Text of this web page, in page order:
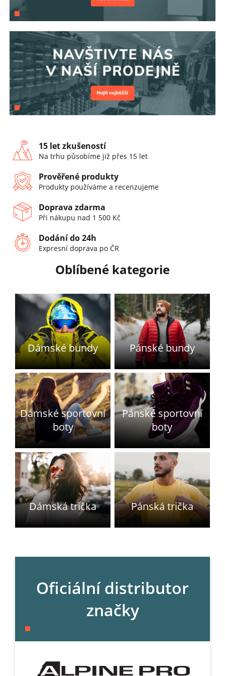
15 let zkušeností
Na trhu působíme již přes 15 let
Prověřené produkty
Produkty používáme a recenzujeme
Doprava zdarma
Při nákupu nad 1 500 Kč
Dodání do 24h
Expresní doprava po ČR
Oficiální distributor
značky
Oblíbené kategorie
Dámské bundy Pánské bundy
Dámské sportovní
boty
Pánské sportovní
boty
Dámská trička Pánská trička